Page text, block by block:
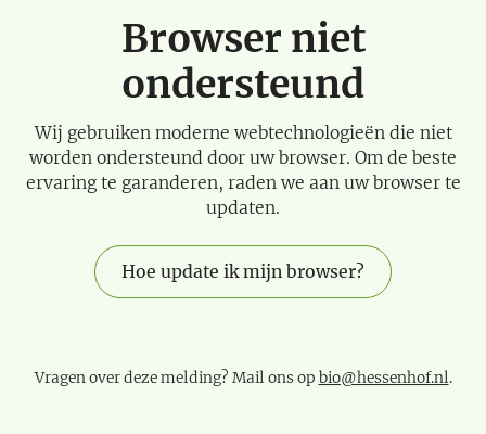
Browser niet
ondersteund
Wij gebruiken moderne webtechnologieën die niet
worden ondersteund door uw browser. Om de beste
ervaring te garanderen, raden we aan uw browser te
updaten.
Hoe update ik mijn browser?
Vragen over deze melding? Mail ons op bio@hessenhof.nl.